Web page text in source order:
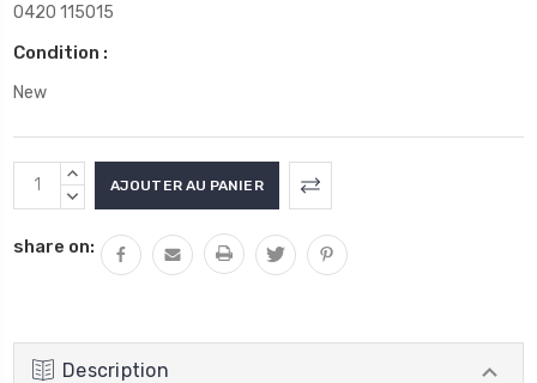
0420 115015
Condition :
New
Stock
actuel
AUGMENTER
LA
:
DIMINUER
QUANTITÉ
share on:
Description